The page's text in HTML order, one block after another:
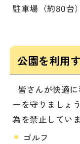
駐車場（約80台
公園を利用
皆さんが快適
ーを守りましょ
為を禁止していま
ゴルフ